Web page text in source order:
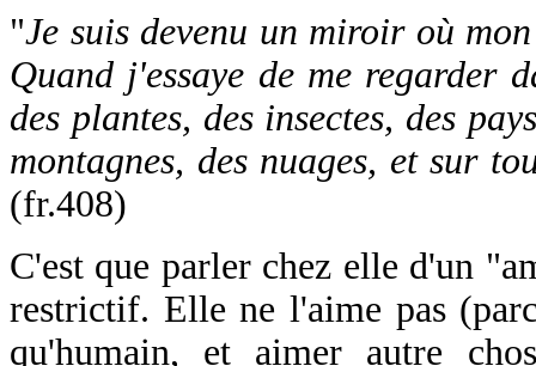
"Je suis devenu un miroir où
Quand j'essaye de me regarder
des plantes, des insectes, des
montagnes, des nuages, et sur
(fr.408)
C'est que parler chez elle d'un
restrictif. Elle ne l'aime pas
qu'humain, et aimer autre